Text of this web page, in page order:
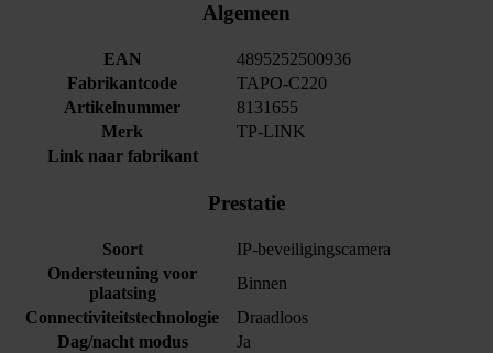
Algemeen
EAN
4895252500936
Fabrikantcode
TAPO-C220
Artikelnummer
8131655
Merk
TP-LINK
Link naar fabrikant
Prestatie
Soort
IP-beveiligingscamera
Ondersteuning voor
plaatsing
Binnen
Connectiviteitstechnologie
Draadloos
Dag/nacht modus
Ja